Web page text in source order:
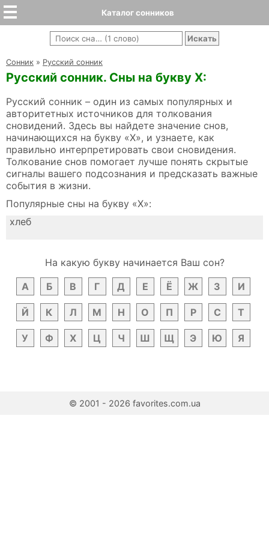
Каталог сонников
Cонник » Русский сонник
Русский сонник. Сны на букву Х:
Русский сонник – один из самых популярных и
авторитетных источников для толкования
сновидений. Здесь вы найдете значение снов,
начинающихся на букву «Х», и узнаете, как
правильно интерпретировать свои сновидения.
Толкование снов помогает лучше понять скрытые
сигналы вашего подсознания и предсказать важные
события в жизни.
Популярные сны на букву «Х»:
хлеб
На какую букву начинается Ваш сон?
А
Б В Г Д Е Ё Ж З И
Й К Л М Н О П Р С Т
У Ф Х Ц Ч Ш Щ Э Ю Я
© 2001 - 2026 favorites.com.ua